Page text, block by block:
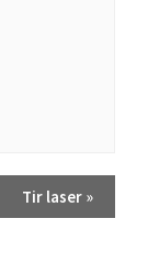
Tir laser »